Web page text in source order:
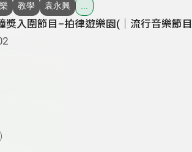
教學 袁永興
獎入圍節目–拍律遊樂園(│流行音樂節